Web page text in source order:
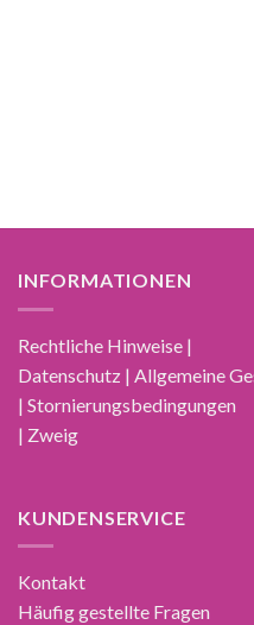
INFORMATIONEN
Rechtliche Hinweise |
Datenschutz | Allgemeine
| Stornierungsbedingungen
| Zweig
KUNDENSERVICE
Kontakt
Häufig gestellte Fragen